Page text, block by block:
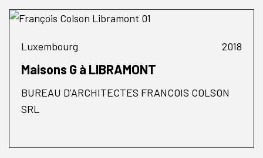
Luxembourg 2018
Maisons G à LIBRAMONT
BUREAU D'ARCHITECTES FRANCOIS COLSON
SRL